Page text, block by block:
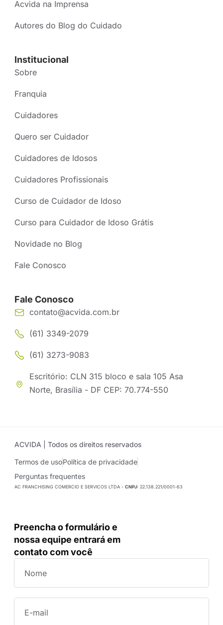
Acvida na Imprensa
Autores do Blog do Cuidado
Institucional
Sobre
Franquia
Cuidadores
Quero ser Cuidador
Cuidadores de Idosos
Cuidadores Profissionais
Curso de Cuidador de Idoso
Curso para Cuidador de Idoso Grátis
Novidade no Blog
Fale Conosco
Fale Conosco
contato@acvida.com.br
(61) 3349-2079
(61) 3273-9083
Escritório: CLN 315 bloco e sala 105 Asa
Norte, Brasília - DF CEP: 70.774-550
ACVIDA | Todos os direitos reservados
Termos de usoPolítica de privacidade
Perguntas frequentes
AC FRANCHISING COMERCIO E SERVICOS LTDA - CNPJ: 22.138.221/0001-63
Preencha o formulário e
nossa equipe entrará em
contato com você